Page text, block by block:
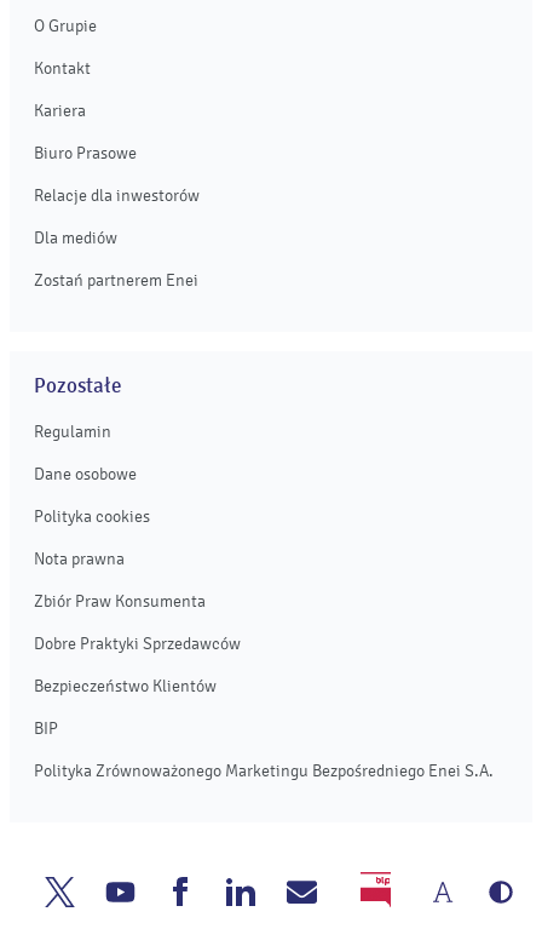
O Grupie
Kontakt
Kariera
Biuro Prasowe
Relacje dla inwestorów
Dla mediów
Zostań partnerem Enei
Pozostałe
Regulamin
Dane osobowe
Polityka cookies
Nota prawna
Zbiór Praw Konsumenta
Dobre Praktyki Sprzedawców
Bezpieczeństwo Klientów
BIP
Polityka Zrównoważonego Marketingu Bezpośredniego Enei S.A.
Enea Enea
Enea Enea NapiszBIP
Zmień